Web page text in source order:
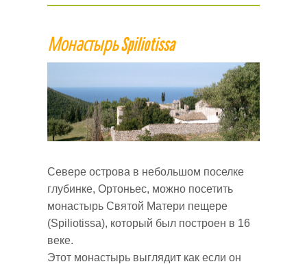
МонастырьSpiliotissa
Севере острова в небольшом поселке
глубинке, Ортоньес, можно посетить
монастырь Святой Матери пещере
(Spiliotissa), который был построен в 16
веке.
Этот монастырь выглядит как если он